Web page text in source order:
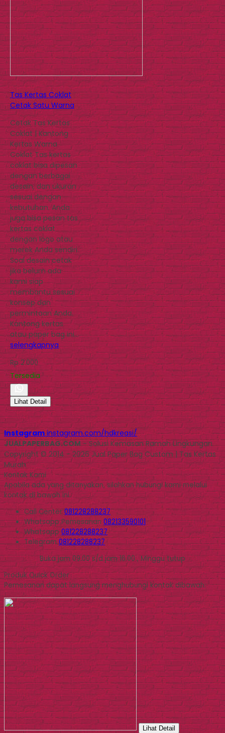
Tas Kertas Coklat
Cetak Satu Warna
Cetak Tas Kertas
Coklat | Kantong
Kertas Warna
Coklat Tas kertas
coklat bisa dipesan
dengan berbagai
desain, dan ukuran
sesuai dengan
kebutuhan. Anda
juga bisa pesan tas
kertas coklat
dengan logo atau
merek Anda sendiri.
Soal desain cetak
jika belum ada
kami siap
membantu sesuai
konsep dan
permintaan Anda.
Kantong kertas
atau paper bag ini…
selengkapnya
Rp 2.000
Tersedia
Lihat Detail
Instagram instagram.com/hdkreasi/
JUALPAPERBAG.COM- Solusi Kemasan Ramah Lingkungan
Copyright © 2014 - 2026 Jual Paper Bag Custom | Tas Kertas
Murah
Kontak Kami
Apabila ada yang ditanyakan, silahkan hubungi kami melalui
kontak di bawah ini.
Call Center081228288237
WhatsappPemesanan 082133590101
Whatsapp081228288237
Telegram081228288237
Buka jam 09.00 s/d jam 16.00 , Minggu tutup
Produk Quick Order
Pemesanan dapat langsung menghubungi kontak dibawah:
Lihat Detail